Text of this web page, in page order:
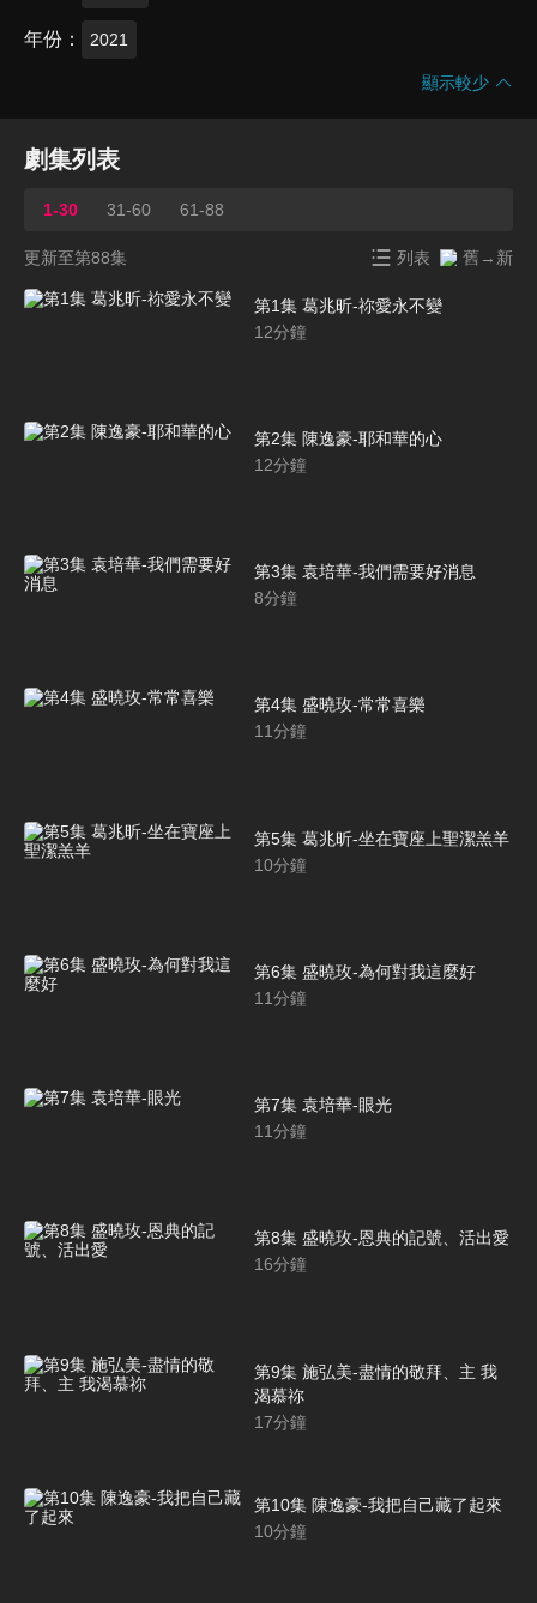
年份 2021
顯示較少
劇集列表
1-30 31-60 61-88
更新至第88集 列表 舊→新
第1集 葛兆昕-祢愛永不變
12分鐘
第2集 陳逸豪-耶和華的心
12分鐘
第3集 袁培華-我們需要好消息
8分鐘
第4集 盛曉玫-常常喜樂
11分鐘
第5集 葛兆昕-坐在寶座上聖潔羔羊
10分鐘
第6集 盛曉玫-為何對我這麼好
11分鐘
第7集 袁培華-眼光
11分鐘
第8集 盛曉玫-恩典的記號、活出愛
16分鐘
第9集 施弘美-盡情的敬拜、主 我
渴慕祢
17分鐘
第10集 陳逸豪-我把自己藏了起來
10分鐘